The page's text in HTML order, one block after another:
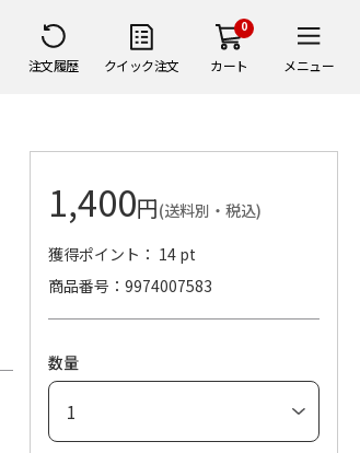
注文履歴 クイック注文
0
カート メニュー
1,400円(送料別・税込)
獲得ポイント： 14 pt
商品番号
9974007583
数量